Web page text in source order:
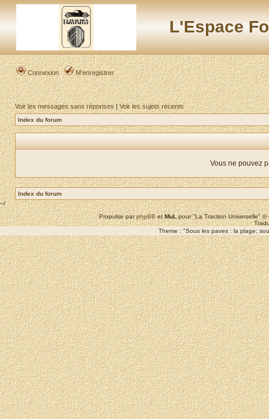
L'Espace
Connexion M’enregistrer
Voir les messages sans réponses|Voir les sujets récents
Index du forum
Vous ne pouvez
Index du forum
--/
Propulse parphpBBetMuLpour "La Traction Universelle"
Theme : "Sous les paves : la plage;